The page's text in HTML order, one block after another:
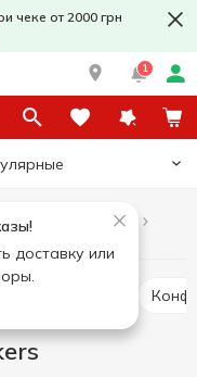
чеке от 2000 грн
1
доставку или
Конфеты весовые